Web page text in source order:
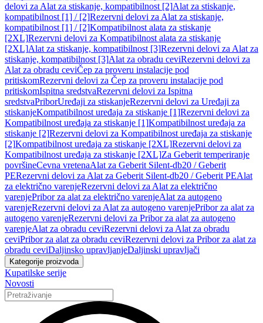
delovi za Alat za stiskanje, kompatibilnost [2]Alat za stiskanje,
kompatibilnost [1] / [2]Rezervni delovi za Alat za stiskanje,
kompatibilnost [1] / [2]Kompatibilnost alata za stiskanje
[2XL]Rezervni delovi za Kompatibilnost alata za stiskanje
[2XL]Alat za stiskanje, kompatibilnost [3]Rezervni delovi za Alat za
stiskanje, kompatibilnost [3]Alat za obradu ceviRezervni delovi za
Alat za obradu ceviČep za proveru instalacije pod
pritiskomRezervni delovi za Čep za proveru instalacije pod
pritiskomIspitna sredstvaRezervni delovi za Ispitna
sredstvaPriborUređaji za stiskanjeRezervni delovi za Uređaji za
stiskanjeKompatibilnost uređaja za stiskanje [1]Rezervni delovi za
Kompatibilnost uređaja za stiskanje [1]Kompatibilnost uređaja za
stiskanje [2]Rezervni delovi za Kompatibilnost uređaja za stiskanje
[2]Kompatibilnost uređaja za stiskanje [2XL]Rezervni delovi za
Kompatibilnost uređaja za stiskanje [2XL]Za Geberit temperiranje
površineCevna vretenaAlat za Geberit Silent-db20 / Geberit
PERezervni delovi za Alat za Geberit Silent-db20 / Geberit PEAlat
za električno varenjeRezervni delovi za Alat za električno
varenjePribor za alat za električno varenjeAlat za autogeno
varenjeRezervni delovi za Alat za autogeno varenjePribor za alat za
autogeno varenjeRezervni delovi za Pribor za alat za autogeno
varenjeAlat za obradu ceviRezervni delovi za Alat za obradu
ceviPribor za alat za obradu ceviRezervni delovi za Pribor za alat za
obradu ceviDaljinsko upravljanjeDaljinski upravljači
Kategorije proizvoda
Kupatilske serije
Novosti